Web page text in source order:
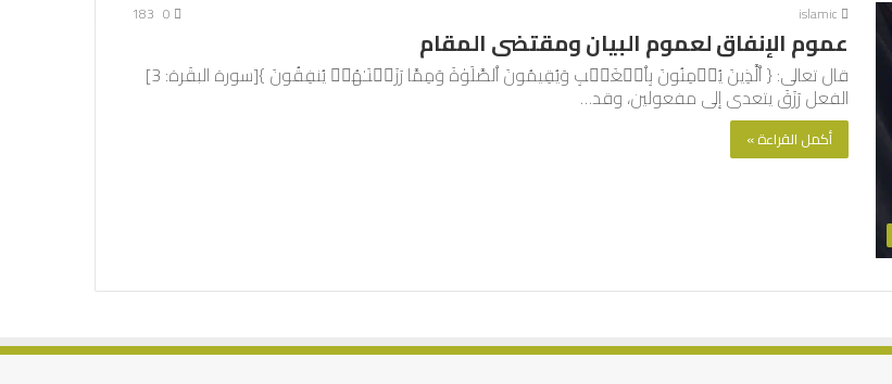
islamic
0
183
عموم الإنفاق لعموم البيان ومقتضى المقام
قال تعالى: { ٱلَّذِینَ یُؤۡمِنُونَ بِٱلۡغَیۡبِ وَیُقِیمُونَ ٱلصَّلَوٰةَ وَمِمَّا رَزَقۡنَـٰهُمۡ یُنفِقُونَ }[سورة البقَرة: 3]
الفعل رَزَقَ يتعدى إلى مفعولين، وقد…
أكمل القراءة »